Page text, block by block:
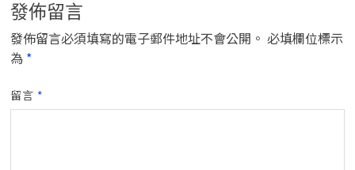
發佈留言
發佈留言必須填寫的電子郵件地址不會公開。 必填欄位標示
為 *
留言 *